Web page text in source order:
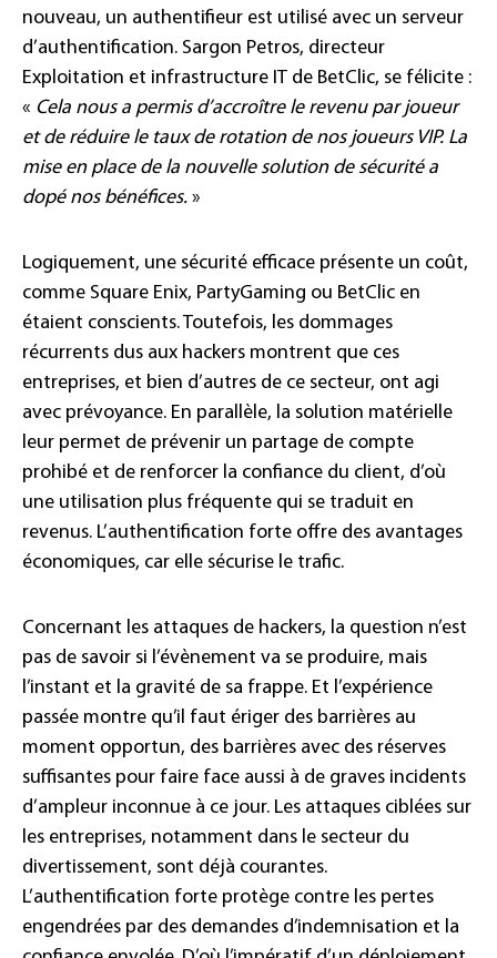
nouveau, un authentifieur est utilisé avec un serveur
d’authentification. Sargon Petros, directeur
Exploitation et infrastructure IT de BetClic, se félicite :
« Cela nous a permis d’accroître le revenu par joueur
et de réduire le taux de rotation de nos joueurs VIP. La
mise en place de la nouvelle solution de sécurité a
dopé nos bénéfices. »
Logiquement, une sécurité efficace présente un coût,
comme Square Enix, PartyGaming ou BetClic en
étaient conscients. Toutefois, les dommages
récurrents dus aux hackers montrent que ces
entreprises, et bien d’autres de ce secteur, ont agi
avec prévoyance. En parallèle, la solution matérielle
leur permet de prévenir un partage de compte
prohibé et de renforcer la confiance du client, d’où
une utilisation plus fréquente qui se traduit en
revenus. L’authentification forte offre des avantages
économiques, car elle sécurise le trafic.
Concernant les attaques de hackers, la question n’est
pas de savoir si l’évènement va se produire, mais
l’instant et la gravité de sa frappe. Et l’expérience
passée montre qu’il faut ériger des barrières au
moment opportun, des barrières avec des réserves
suffisantes pour faire face aussi à de graves incidents
d’ampleur inconnue à ce jour. Les attaques ciblées sur
les entreprises, notamment dans le secteur du
divertissement, sont déjà courantes.
L’authentification forte protège contre les pertes
engendrées par des demandes d’indemnisation et la